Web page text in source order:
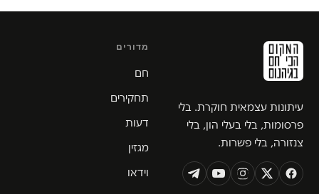
עיתונות עצמאית חוקרת. בלי
פרסומות, בלי בעלי הון, בלי
צנזורה, בלי פשרות.
מדורים
חם
תחקירים
דעות
מגזין
וידאו